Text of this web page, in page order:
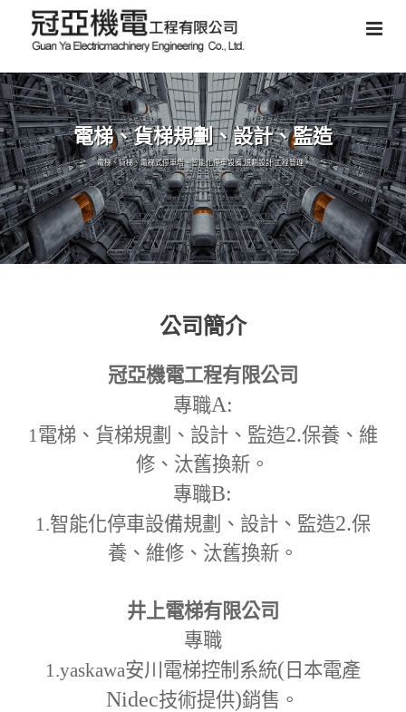
電梯、貨梯規劃、設計、監造
電梯、貨梯、電梯式停車塔、智能化停車設備,規劃設計,工程管理。
公司簡介
冠亞機電工程有限公司
專職A:
1電梯、貨梯規劃、設計、監造2.保養、維
修、汰舊換新。
專職B:
1.智能化停車設備規劃、設計、監造2.保
養、維修、汰舊換新。
井上電梯有限公司
專職
1.yaskawa安川電梯控制系統( 日本電產
Nidec技術提供)銷售。